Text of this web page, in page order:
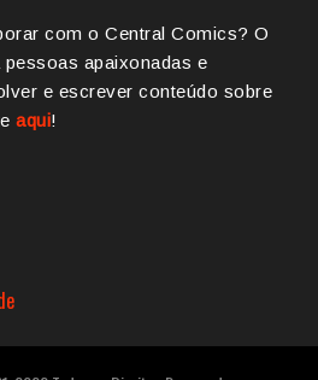
com o Central Comics? O
apaixonadas e
e escrever conteúdo sobre
aqui!